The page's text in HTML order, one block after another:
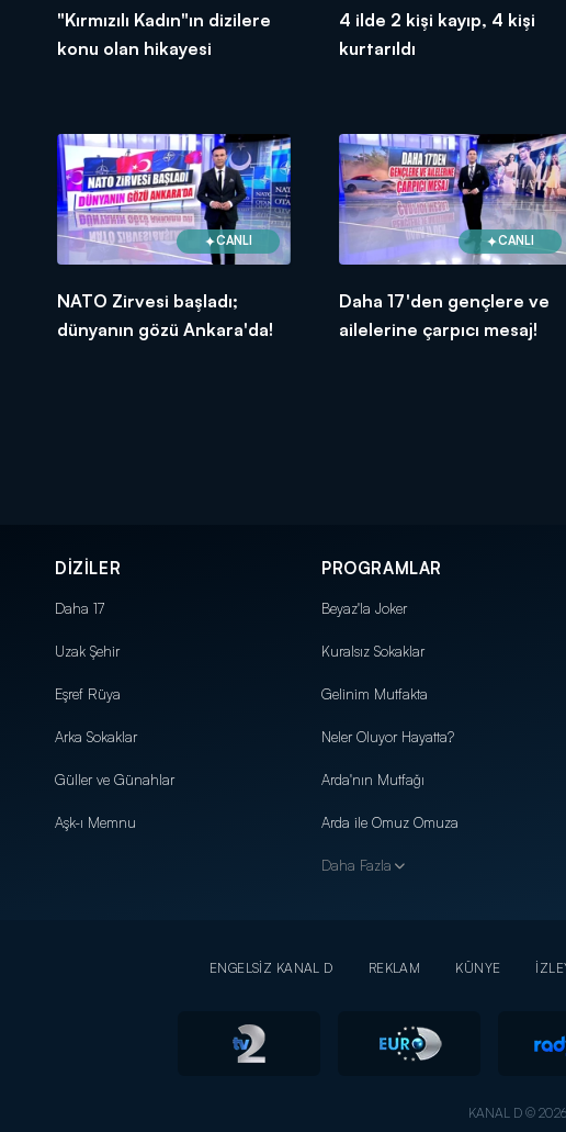
"Kırmızılı Kadın"ın dizilere
konu olan hikayesi
4 ilde 2 kişi kayıp, 4 kişi
kurtarıldı
CANLI
NATO Zirvesi başladı;
dünyanın gözü Ankara'da!
CANLI
Daha 17'den gençlere ve
ailelerine çarpıcı mesaj!
DİZİLER
Daha 17
Uzak Şehir
Eşref Rüya
Arka Sokaklar
Güller ve Günahlar
Aşk-ı Memnu
PROGRAMLAR
Beyaz'la Joker
Kuralsız Sokaklar
Gelinim Mutfakta
Neler Oluyor Hayatta?
Arda'nın Mutfağı
Arda ile Omuz Omuza
Daha Fazla
ENGELSİZ KANAL D REKLAM KÜNYE
KANAL D ©